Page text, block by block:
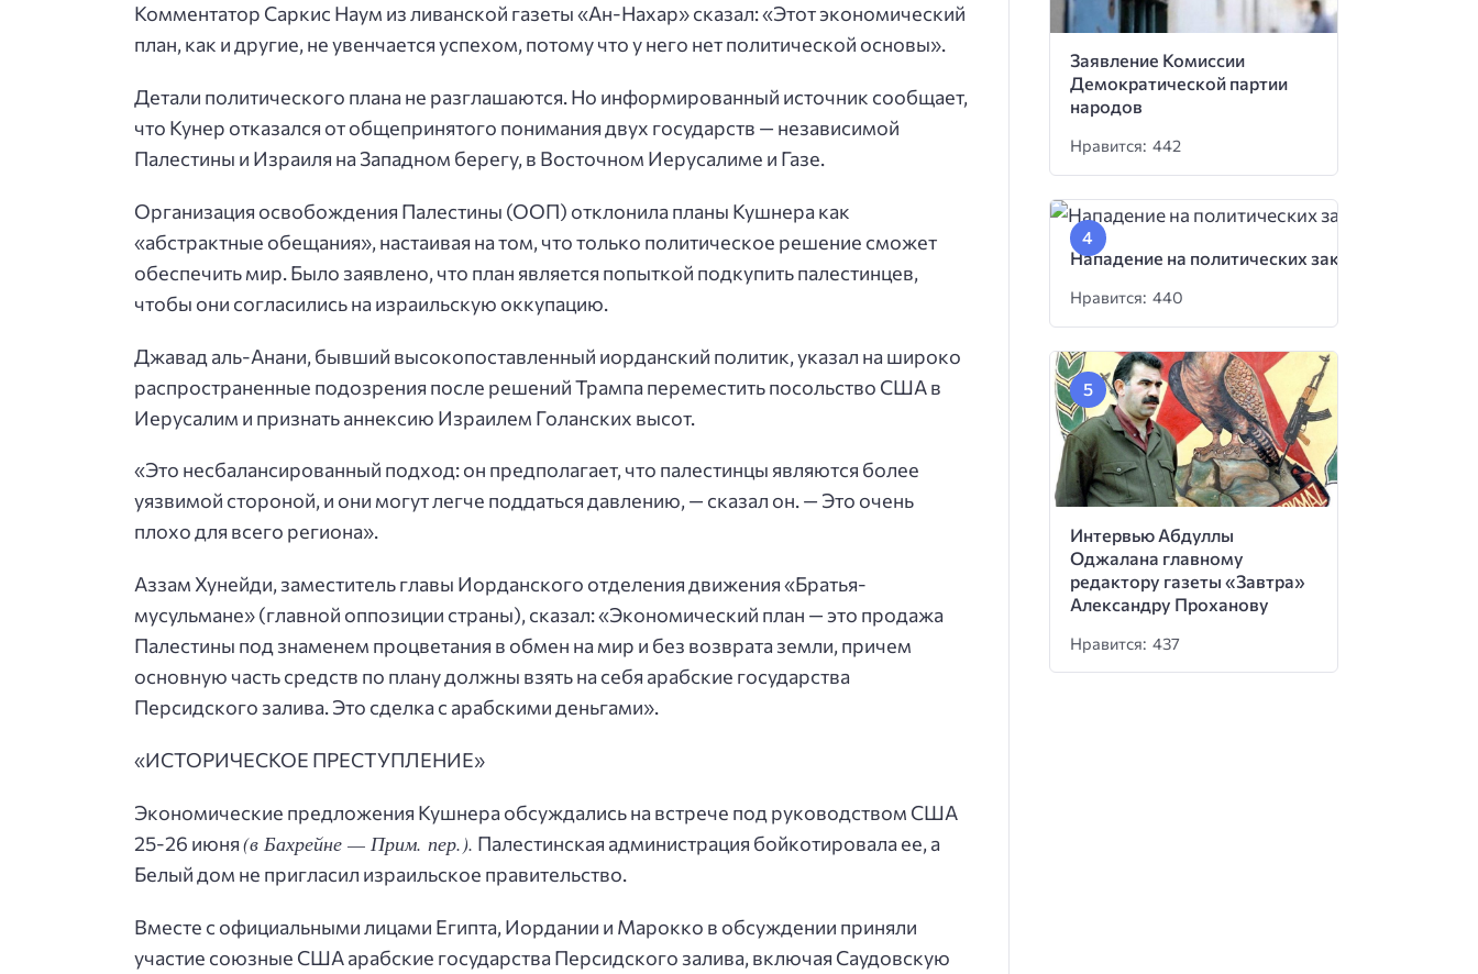
Комментатор Саркис Наум из ливанской газеты «Ан-Нахар» сказал: «Этот экономический
план, как и другие, не увенчается успехом, потому что у него нет политической основы».
Детали политического плана не разглашаются. Но информированный источник сообщает,
что Кунер отказался от общепринятого понимания двух государств — независимой
Палестины и Израиля на Западном берегу, в Восточном Иерусалиме и Газе.
Организация освобождения Палестины (ООП) отклонила планы Кушнера как
«абстрактные обещания», настаивая на том, что только политическое решение сможет
обеспечить мир. Было заявлено, что план является попыткой подкупить палестинцев,
чтобы они согласились на израильскую оккупацию.
Джавад аль-Анани, бывший высокопоставленный иорданский политик, указал на широко
распространенные подозрения после решений Трампа переместить посольство США в
Иерусалим и признать аннексию Израилем Голанских высот.
«Это несбалансированный подход: он предполагает, что палестинцы являются более
уязвимой стороной, и они могут легче поддаться давлению, — сказал он. — Это очень
плохо для всего региона».
Аззам Хунейди, заместитель главы Иорданского отделения движения «Братья-
мусульмане» (главной оппозиции страны), сказал: «Экономический план — это продажа
Палестины под знаменем процветания в обмен на мир и без возврата земли, причем
основную часть средств по плану должны взять на себя арабские государства
Персидского залива. Это сделка с арабскими деньгами».
«ИСТОРИЧЕСКОЕ ПРЕСТУПЛЕНИЕ»
Экономические предложения Кушнера обсуждались на встрече под руководством США
25-26 июня(в Бахрейне — Прим. пер.). Палестинская администрация бойкотировала ее, а
Белый дом не пригласил израильское правительство.
Вместе с официальными лицами Египта, Иордании и Марокко в обсуждении приняли
участие союзные США арабские государства Персидского залива, включая Саудовскую
Заявление Комиссии
Демократической партии
народов
Нравится: 442
Нападение на политических заключенных
Нравится: 440
Интервью Абдуллы
Оджалана главному
редактору газеты «Завтра»
Александру Проханову
Нравится: 437